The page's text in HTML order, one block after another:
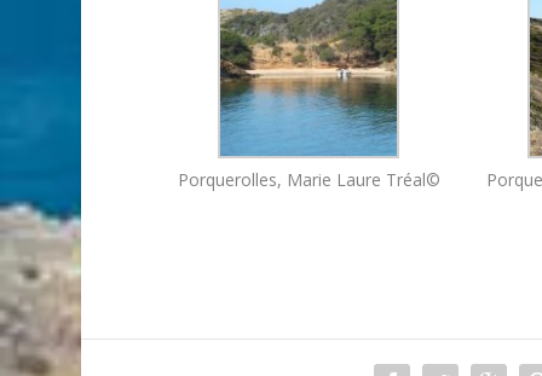
Porquerolles, Marie Laure Tréal©